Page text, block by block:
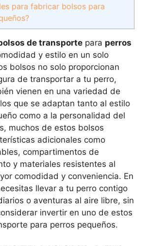
para fabricar bolsos para
de transporte para perros
y estilo en un solo
bolsos no solo proporcionan
de transportar a tu perro,
vienen en una variedad de
que se adaptan tanto al estilo
como a la personalidad del
muchos de estos bolsos
adicionales como
compartimentos de
y materiales resistentes al
comodidad y conveniencia. En
llevar a tu perro contigo
o aventuras al aire libre, sin
invertir en uno de estos
para perros pequeños.